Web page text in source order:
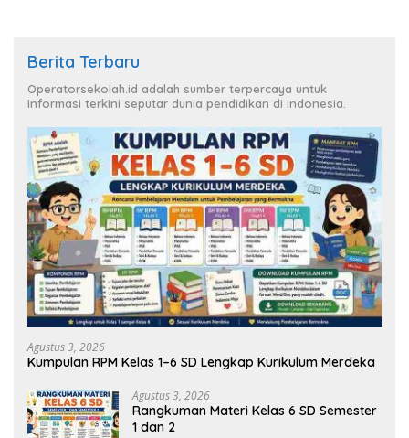
Berita Terbaru
Operatorsekolah.id adalah sumber terpercaya untuk
informasi terkini seputar dunia pendidikan di Indonesia.
Agustus 3, 2026
Kumpulan RPM Kelas 1–6 SD Lengkap Kurikulum Merdeka
Agustus 3, 2026
Rangkuman Materi Kelas 6 SD Semester
1 dan 2